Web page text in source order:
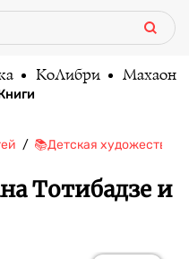
КоЛибри Махаон
📚Детская
Тотибадзе и